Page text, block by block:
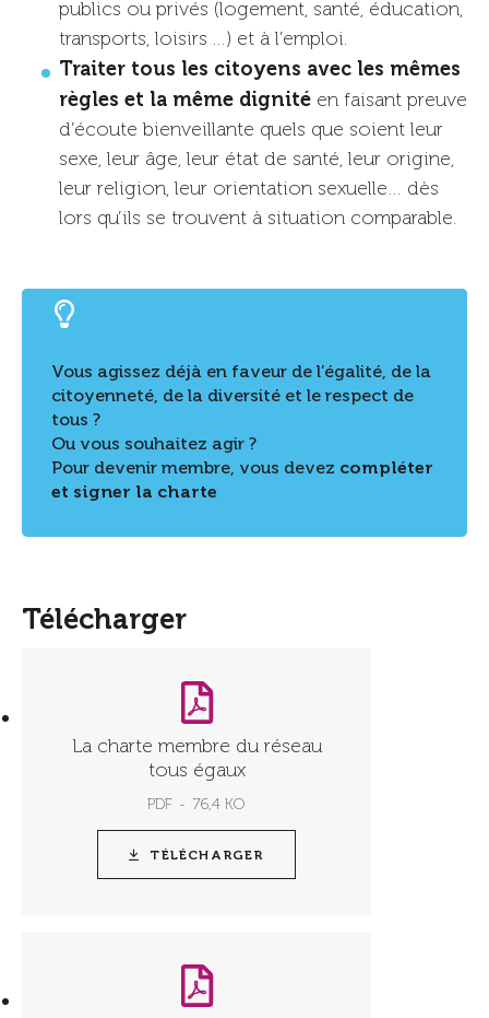
publics ou privés (logement, santé, éducation,
transports, loisirs …) et à l’emploi.
Traiter tous les citoyens avec les mêmes
règles et la même dignité en faisant preuve
d’écoute bienveillante quels que soient leur
sexe, leur âge, leur état de santé, leur origine,
leur religion, leur orientation sexuelle… dès
lors qu’ils se trouvent à situation comparable.
Vous agissez déjà en faveur de l’égalité, de la
citoyenneté, de la diversité et le respect de
tous ?
Ou vous souhaitez agir ?
Pour devenir membre, vous devez compléter
et signer la charte
Télécharger
La charte membre du réseau
tous égaux
PDF 76,4 KO
TÉLÉCHARGER